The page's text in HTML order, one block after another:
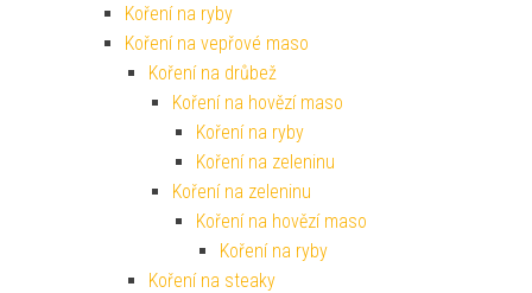
Koření na ryby
Koření na vepřové maso
Koření na drůbež
Koření na hovězí maso
Koření na ryby
Koření na zeleninu
Koření na zeleninu
Koření na hovězí maso
Koření na ryby
Koření na steaky